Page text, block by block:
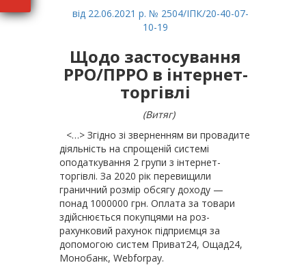
від 22.06.2021 р. № 2504/ІПК/20-40-07-
10-19
Щодо застосування
РРО/ПРРО в інтернет-
торгівлі
(Витяг)
<…> Згідно зі зверненням ви провадите
діяльність на спрощеній системі
оподаткування 2 групи з інтернет-
торгівлі. За 2020 рік перевищили
граничний розмір обсягу доходу —
понад 1000000 грн. Оплата за товари
здійснюється покупцями на роз­
рахунковий рахунок підприємця за
допомогою систем Приват24, Ощад24,
Монобанк, Webforpay.